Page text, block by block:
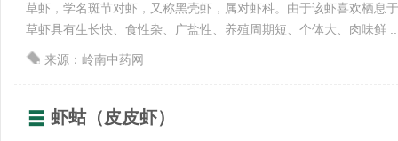
草虾，学名斑节对虾，又称黑壳虾，属对虾科。由于该虾喜欢栖息
草虾具有生长快、食性杂、广盐性、养殖周期短、个体大、肉味鲜
来源：岭南中药网
虾蛄（皮皮虾）